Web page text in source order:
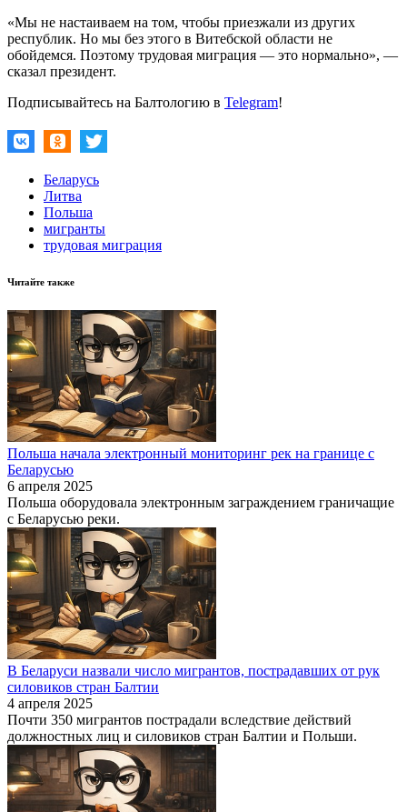
«Мы не настаиваем на том, чтобы приезжали из других
республик. Но мы без этого в Витебской области не
обойдемся. Поэтому трудовая миграция — это нормально», —
сказал президент.
Подписывайтесь на Балтологию в Telegram!
Беларусь
Литва
Польша
мигранты
трудовая миграция
Читайте также
Польша начала электронный мониторинг рек на границе с
Беларусью
6 апреля 2025
Польша оборудовала электронным заграждением граничащие
с Беларусью реки.
В Беларуси назвали число мигрантов, пострадавших от рук
силовиков стран Балтии
4 апреля 2025
Почти 350 мигрантов пострадали вследствие действий
должностных лиц и силовиков стран Балтии и Польши.